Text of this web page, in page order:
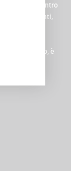
spa, un centro
zona eventi,
ma uno
la
Beh, al Q-bo, è